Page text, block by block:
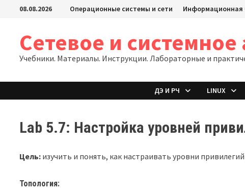
Перейти08.08.2026 Операционные системы и сети Информационная
Сетевое и
Учебники. Материалы. Инструкции. Лабораторные и
ДЭ И РЧ LINUX
Lab 5.7: Настройка уровней
Цель: изучить и понять, как настраивать уровни
Топология: